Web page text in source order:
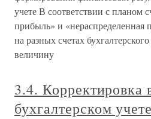
учете В соответствии с планом
прибыль» и
на разных счетах
величину
3.4. Корректировка
бухгалтерском учете